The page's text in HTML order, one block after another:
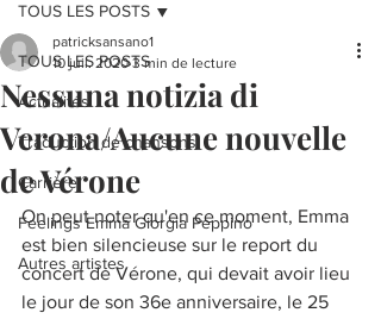
TOUS LES POSTS
Actualités
Traduction de chansons
Carrière
Feelings Emma Giorgia Peppino
Autres artistes
TOUS LES POSTS
Nessuna notizia di
Verona/Aucune nouvelle
de Vérone
patricksansano1
10 juil. 2020 3 min de lecture
On peut noter qu'en ce moment, Emma
est bien silencieuse sur le report du
concert de Vérone, qui devait avoir lieu
le jour de son 36e anniversaire, le 25